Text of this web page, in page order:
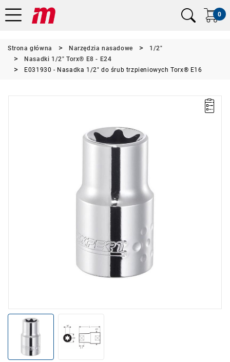
0
Strona główna Narzędzia nasadowe
1/2"
Nasadki 1/2" Torx® E8 - E24
E031930 - Nasadka 1/2" do śrub trzpieniowych Torx® E16